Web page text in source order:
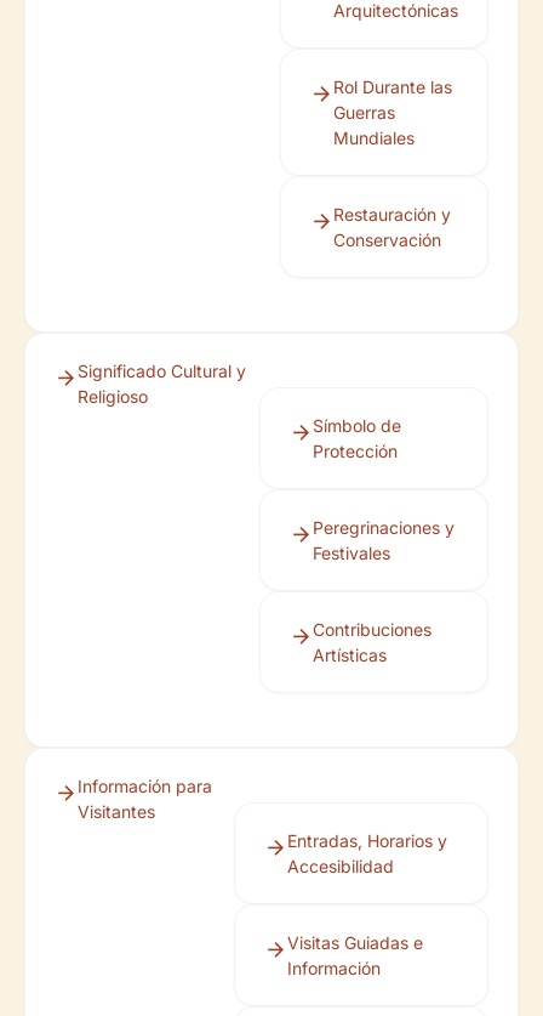
Arquitectónicas
Rol Durante las
Guerras
Mundiales
Restauración y
Conservación
Significado Cultural y
Religioso
Símbolo de
Protección
Peregrinaciones y
Festivales
Contribuciones
Artísticas
Información para
Visitantes
Entradas, Horarios y
Accesibilidad
Visitas Guiadas e
Información